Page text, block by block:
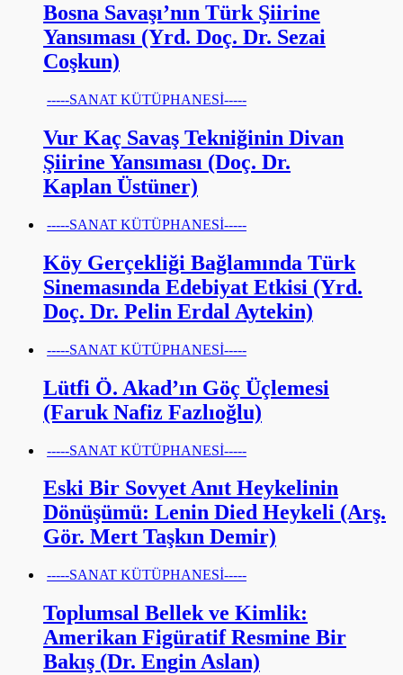
Bosna Savaşı’nın Türk Şiirine
Yansıması (Yrd. Doç. Dr. Sezai
Coşkun)
-----SANAT KÜTÜPHANESİ-----
Vur Kaç Savaş Tekniğinin Divan
Şiirine Yansıması (Doç. Dr.
Kaplan Üstüner)
-----SANAT KÜTÜPHANESİ-----
Köy Gerçekliği Bağlamında Türk
Sinemasında Edebiyat Etkisi (Yrd.
Doç. Dr. Pelin Erdal Aytekin)
-----SANAT KÜTÜPHANESİ-----
Lütfi Ö. Akad’ın Göç Üçlemesi
(Faruk Nafiz Fazlıoğlu)
-----SANAT KÜTÜPHANESİ-----
Eski Bir Sovyet Anıt Heykelinin
Dönüşümü: Lenin Died Heykeli (Arş.
Gör. Mert Taşkın Demir)
-----SANAT KÜTÜPHANESİ-----
Toplumsal Bellek ve Kimlik:
Amerikan Figüratif Resmine Bir
Bakış (Dr. Engin Aslan)